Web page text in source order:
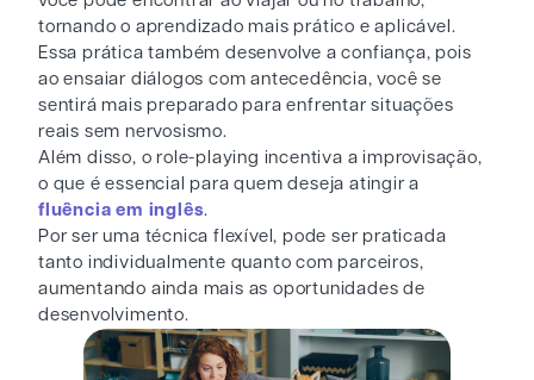
tornando o aprendizado mais prático e aplicável.
Essa prática também desenvolve a confiança, pois
ao ensaiar diálogos com antecedência, você se
sentirá mais preparado para enfrentar situações
reais sem nervosismo.
Além disso, o role-playing incentiva a improvisação,
o que é essencial para quem deseja atingir a
fluência em inglês.
Por ser uma técnica flexível, pode ser praticada
tanto individualmente quanto com parceiros,
aumentando ainda mais as oportunidades de
desenvolvimento.